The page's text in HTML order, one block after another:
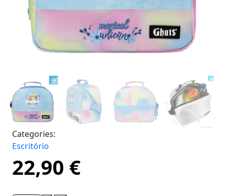
Categories:
Escritório
22,90 €